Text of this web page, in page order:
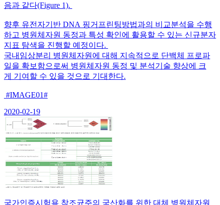
음과 같다(Figure 1).
향후 유전자기반 DNA 핑거프린팅방법과의 비교분석을 수행
하고 병원체자원 동정과 특성 확인에 활용할 수 있는 신규분자
지표 탐색을 진행할 예정이다.
국내임상분리 병원체자원에 대해 지속적으로 단백체 프로파
일을 확보함으로써 병원체자원 동정 및 분석기술 향상에 크
게 기여할 수 있을 것으로 기대한다.
#IMAGE01#
2020-02-19
국가인증시험용 참조균주의 국산화를 위한 대체 병원체자원